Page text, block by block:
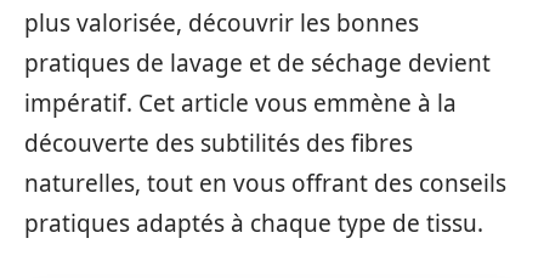
plus valorisée, découvrir les bonnes
pratiques de lavage et de séchage devient
impératif. Cet article vous emmène à la
découverte des subtilités des fibres
naturelles, tout en vous offrant des conseils
pratiques adaptés à chaque type de tissu.